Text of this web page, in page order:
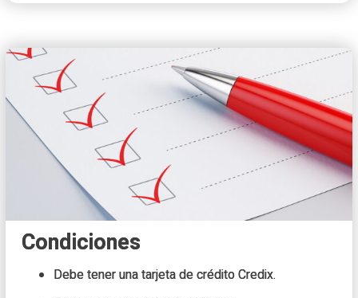
disciplina favorita.
caso de fallecimiento accidental del asegurado.
Si debido a un accidente, se te diagnosticó con una
Incapacidad Total y Permanente, podrás tener a tu
disposición un dinero para tus necesidades.
Se pagará un monto adicional si el fallecimiento o
incapacidad ocurre durante la práctica del deporte.
Condiciones
Debe tener una tarjeta de crédito Credix.